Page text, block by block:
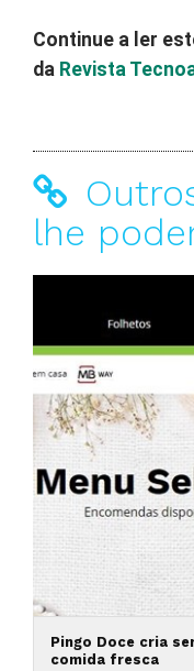
Continue a ler
da Revista
lhe
Pingo Doce cria
comida fresca